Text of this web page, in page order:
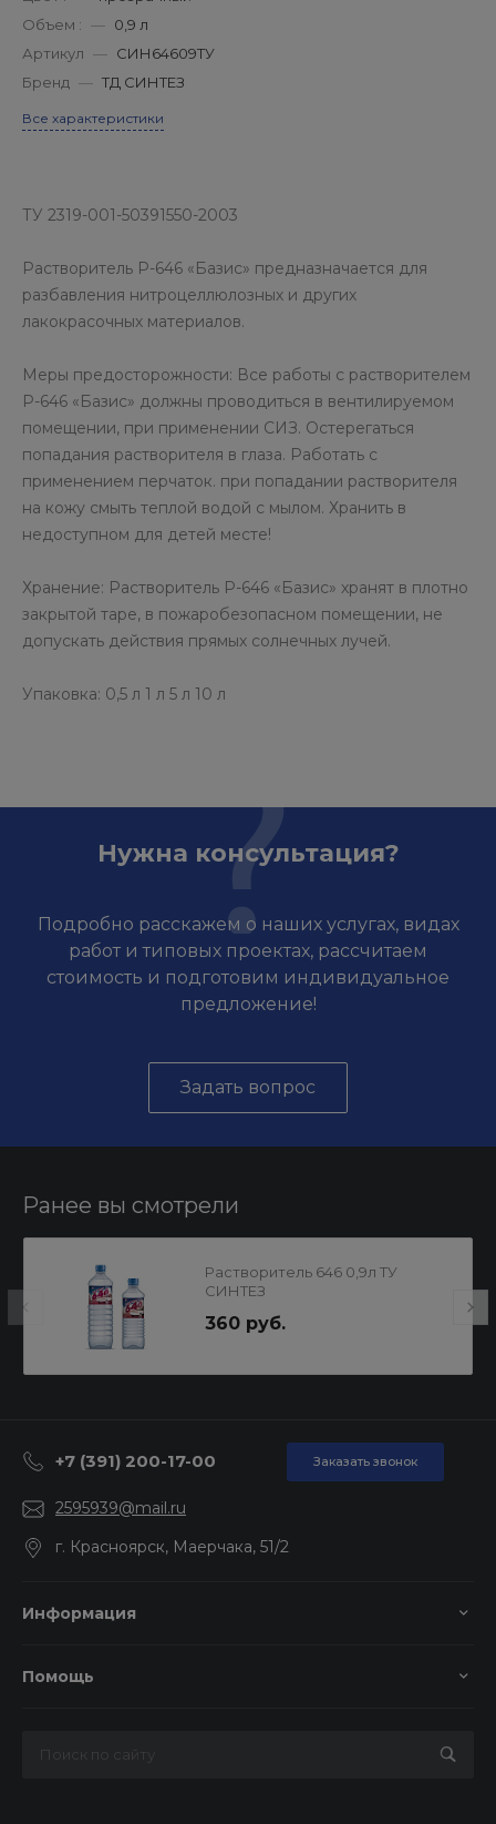
Объем : — 0,9 л
Артикул — СИН64609ТУ
Бренд — ТД СИНТЕЗ
Все характеристики
ТУ 2319-001-50391550-2003
Растворитель Р-646 «Базис» предназначается для
разбавления нитроцеллюлозных и других
лакокрасочных материалов.
Меры предосторожности: Все работы с растворителем
Р-646 «Базис» должны проводиться в вентилируемом
помещении, при применении СИЗ. Остерегаться
попадания растворителя в глаза. Работать с
применением перчаток. при попадании растворителя
на кожу смыть теплой водой с мылом. Хранить в
недоступном для детей месте!
Хранение: Растворитель Р-646 «Базис» хранят в плотно
закрытой таре, в пожаробезопасном помещении, не
допускать действия прямых солнечных лучей.
Упаковка: 0,5 л 1 л 5 л 10 л
Нужна консультация?
Подробно расскажем о наших услугах, видах
работ и типовых проектах, рассчитаем
стоимость и подготовим индивидуальное
предложение!
Задать вопрос
Ранее вы смотрели
Растворитель 646 0,9л ТУ
СИНТЕЗ
360 руб.
+7 (391) 200-17-00 Заказать звонок
2595939@mail.ru
г. Красноярск, Маерчака, 51/2
Информация
Помощь